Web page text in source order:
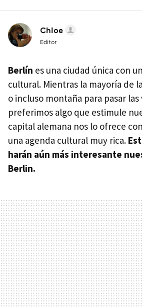
Chloe
Editor
Berlín es una ciudad única con
cultural. Mientras la mayoría de
o incluso montaña para pasar
preferimos algo que estimule
capital alemana nos lo ofrece
una agenda cultural muy rica.
harán aún más interesante
Berlin.